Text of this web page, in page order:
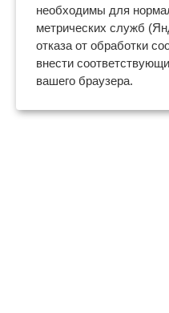
необходимы для
метрических служб
отказа от обработки
внести
вашего браузера.